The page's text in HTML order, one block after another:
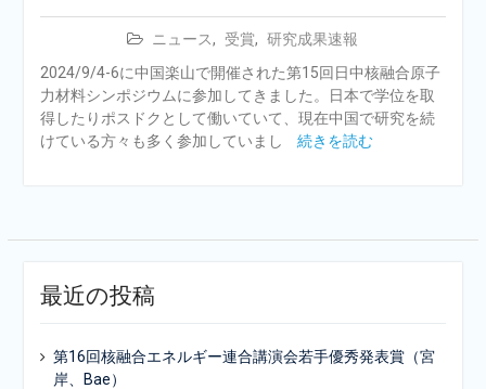
ニュース, 受賞, 研究成果速報
2024/9/4-6に中国楽山で開催された第15回日中核融合原子
力材料シンポジウムに参加してきました。日本で学位を取
得したりポスドクとして働いていて、現在中国で研究を続
けている方々も多く参加していまし
続きを読む
最近の投稿
第16回核融合エネルギー連合講演会若手優秀発表賞（宮
岸、Bae）